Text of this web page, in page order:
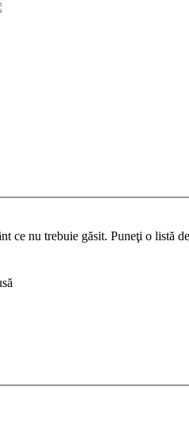
ce nu trebuie găsit. Puneţi o listă